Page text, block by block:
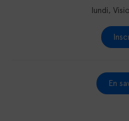
lundi,
En